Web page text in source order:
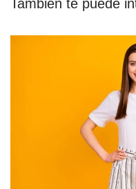
También te puede